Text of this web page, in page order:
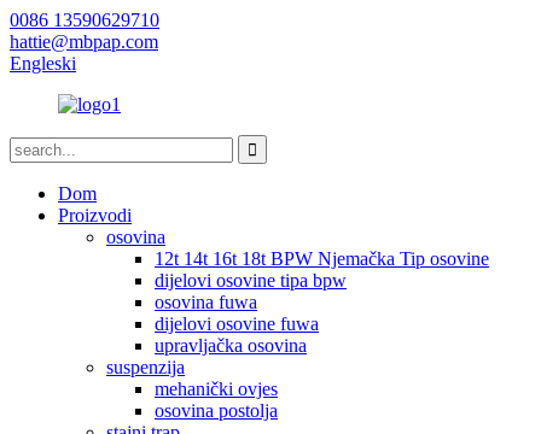
0086 13590629710
hattie@mbpap.com
Engleski
Dom
Proizvodi
osovina
12t 14t 16t 18t BPW Njemačka Tip osovine
dijelovi osovine tipa bpw
osovina fuwa
dijelovi osovine fuwa
upravljačka osovina
suspenzija
mehanički ovjes
osovina postolja